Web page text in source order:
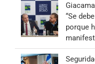
“Se
porque